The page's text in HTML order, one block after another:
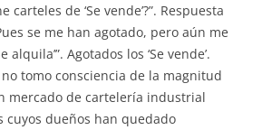
carteles de ‘Se vende’?”. Respuesta
se me han agotado, pero aún me
Agotados los ‘Se vende’.
tomo consciencia de la magnitud
mercado de cartelería industrial
cuyos dueños han quedado